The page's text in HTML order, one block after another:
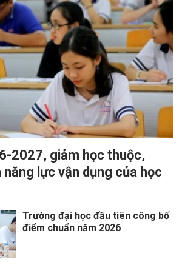
2027, giảm học thuộc,
lực vận dụng của học
Trường đại học đầu tiên công bố
điểm chuẩn năm 2026